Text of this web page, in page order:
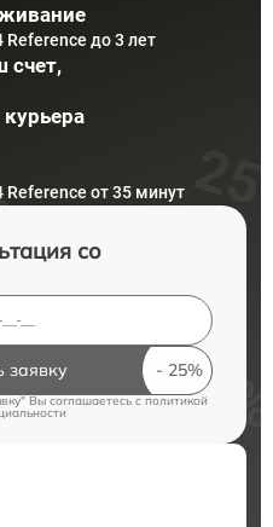
Reference до 3 лет
счет,
Reference от 35 минут
со
заявку
Вы соглашаетесь cполитикой